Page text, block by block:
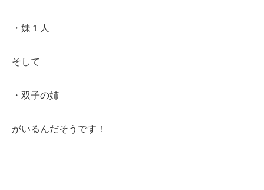
・妹１人
そして
・双子の姉
がいるんだそうです！